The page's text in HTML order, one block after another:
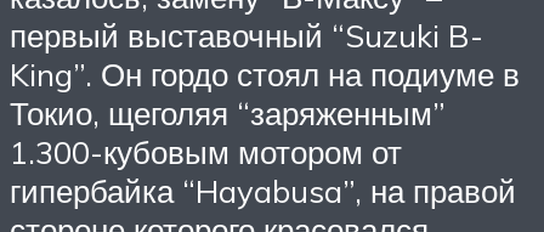
первый выставочный “Suzuki B-
King”. Он гордо стоял на подиуме в
Токио, щеголяя “заряженным”
1.300-кубовым мотором от
гипербайка “Hayabusa”, на правой